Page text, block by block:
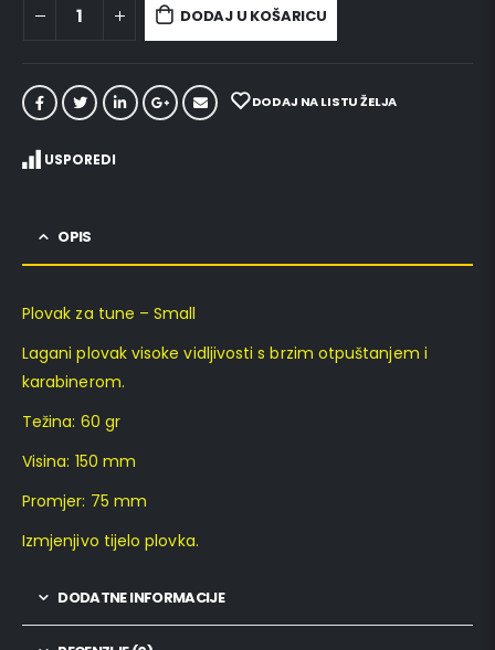
DODAJ U KOŠARICU
DODAJ NA LISTU ŽELJA
USPOREDI
OPIS
Plovak za tune – Small
Lagani plovak visoke vidljivosti s brzim otpuštanjem i
karabinerom.
Težina: 60 gr
Visina: 150 mm
Promjer: 75 mm
Izmjenjivo tijelo plovka.
DODATNE INFORMACIJE